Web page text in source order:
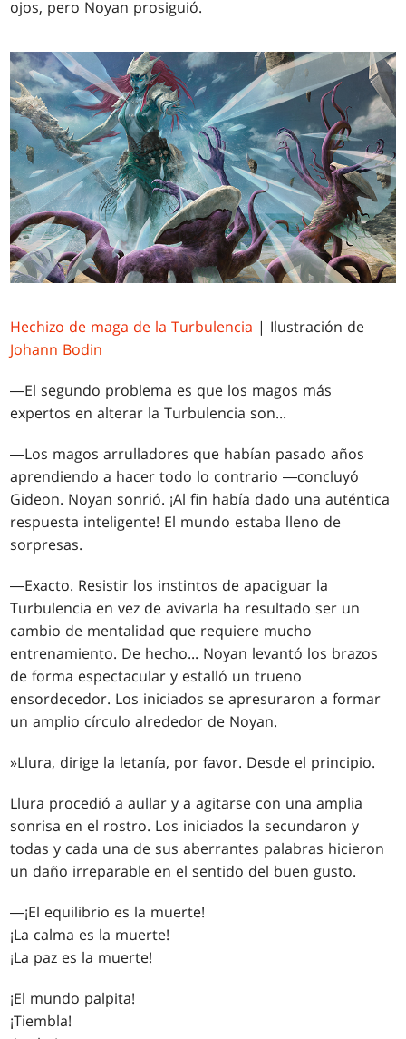
ojos, pero Noyan prosiguió.
Hechizo de maga de la Turbulencia | Ilustración de
Johann Bodin
―El segundo problema es que los magos más
expertos en alterar la Turbulencia son...
―Los magos arrulladores que habían pasado años
aprendiendo a hacer todo lo contrario ―concluyó
Gideon. Noyan sonrió. ¡Al fin había dado una auténtica
respuesta inteligente! El mundo estaba lleno de
sorpresas.
―Exacto. Resistir los instintos de apaciguar la
Turbulencia en vez de avivarla ha resultado ser un
cambio de mentalidad que requiere mucho
entrenamiento. De hecho... Noyan levantó los brazos
de forma espectacular y estalló un trueno
ensordecedor. Los iniciados se apresuraron a formar
un amplio círculo alrededor de Noyan.
»Llura, dirige la letanía, por favor. Desde el principio.
Llura procedió a aullar y a agitarse con una amplia
sonrisa en el rostro. Los iniciados la secundaron y
todas y cada una de sus aberrantes palabras hicieron
un daño irreparable en el sentido del buen gusto.
―¡El equilibrio es la muerte!
¡La calma es la muerte!
¡La paz es la muerte!
¡El mundo palpita!
¡Tiembla!